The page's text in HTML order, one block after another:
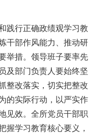
行正确政绩观学习教
干部作风能力、推动研
举措。领导班子要率先
及部门负责人要始终坚
整改落实，切实把整改
的实际行动，以严实作
见效。全所党员干部职
握学习教育核心要义，